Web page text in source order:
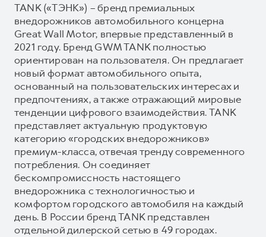
TANK («ТЭНК») – бренд премиальных
внедорожников автомобильного концерна
Great Wall Motor, впервые представленный в
2021 году. Бренд GWM TANK полностью
ориентирован на пользователя. Он предлагает
новый формат автомобильного опыта,
основанный на пользовательских интересах и
предпочтениях, а также отражающий мировые
тенденции цифрового взаимодействия. TANK
представляет актуальную продуктовую
категорию «городских внедорожников»
премиум-класса, отвечая тренду современного
потребления. Он соединяет
бескомпромиссность настоящего
внедорожника с технологичностью и
комфортом городского автомобиля на каждый
день. В России бренд TANK представлен
отдельной дилерской сетью в 49 городах.